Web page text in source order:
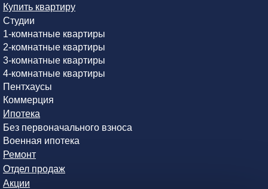
Купить квартиру
Студии
1-комнатные квартиры
2-комнатные квартиры
3-комнатные квартиры
4-комнатные квартиры
Пентхаусы
Коммерция
Ипотека
Без первоначального взноса
Военная ипотека
Ремонт
Отдел продаж
Акции